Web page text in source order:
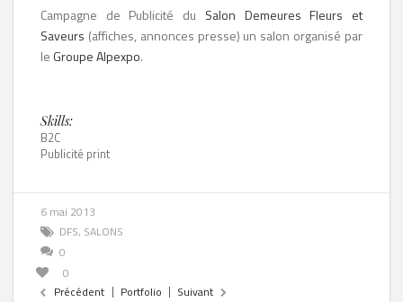
Campagne de Publicité du Salon Demeures Fleurs et
Saveurs (affiches, annonces presse) un salon organisé par
le Groupe Alpexpo.
Skills:
B2C
Publicité print
6 mai 2013
DFS, SALONS
0
0
Précédent
Portfolio Suivant